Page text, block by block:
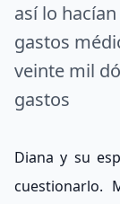
así lo
gastos
veinte mil
gastos
Diana y su
cuestionarlo.